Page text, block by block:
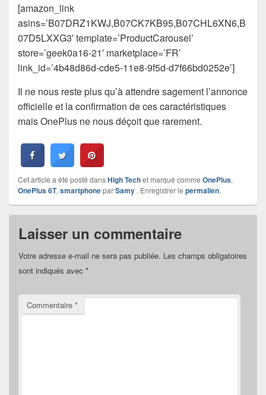
[amazon_link
asins=’B07DRZ1KWJ,B07CK7KB95,B07CHL6XN6,B
07D5LXXG3′ template=’ProductCarousel’
store=’geek0a16-21′ marketplace=’FR’
link_id=’4b48d86d-cde5-11e8-9f5d-d7f66bd0252e’]
Il ne nous reste plus qu’à attendre sagement l’annonce
officielle et la confirmation de ces caractéristiques
mais OnePlus ne nous déçoit que rarement.
Cet article a été posté dansHigh Techet marqué comme OnePlus,
OnePlus 6T, smartphoneparSamy . Enregistrer le permalien.
Laisser un commentaire
Votre adresse e-mail ne sera pas publiée. Les champs obligatoires
sont indiqués avec *
Commentaire *